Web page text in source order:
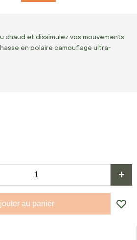
chaud et dissimulez vos mouvements
en polaire camouflage ultra-
+
au panier